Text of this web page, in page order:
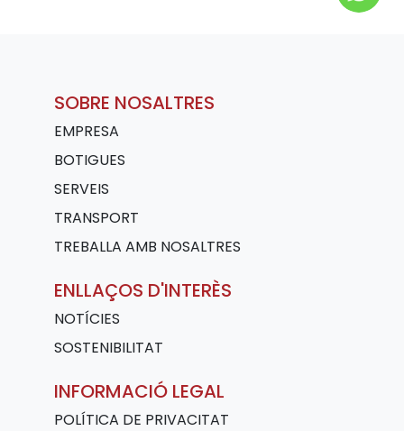
SOBRE NOSALTRES
EMPRESA
BOTIGUES
SERVEIS
TRANSPORT
TREBALLA AMB NOSALTRES
ENLLAÇOS D'INTERÈS
NOTÍCIES
SOSTENIBILITAT
INFORMACIÓ LEGAL
POLÍTICA DE PRIVACITAT